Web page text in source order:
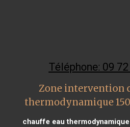
Téléphone: 09
Zone intervention
thermodynamique
chauffe eau thermodynamique